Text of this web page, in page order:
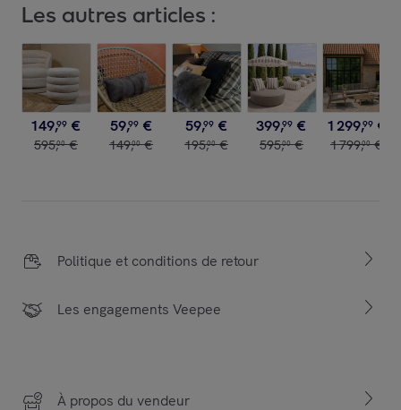
Les autres articles :
149,99 €
595,00 €
59,99 €
149,00 €
59,99 €
195,00 €
399,99 €
595,00 €
1 299,99 €
1799,00 €
Politique et conditions de retour
Les engagements Veepee
À propos du vendeur